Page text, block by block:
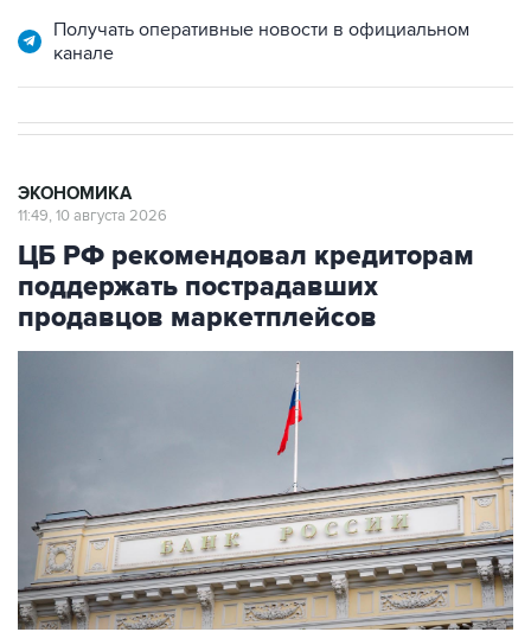
Получать оперативные новости в официальном
канале
ЭКОНОМИКА
11:49, 10 августа 2026
ЦБ РФ рекомендовал кредиторам
поддержать пострадавших
продавцов маркетплейсов